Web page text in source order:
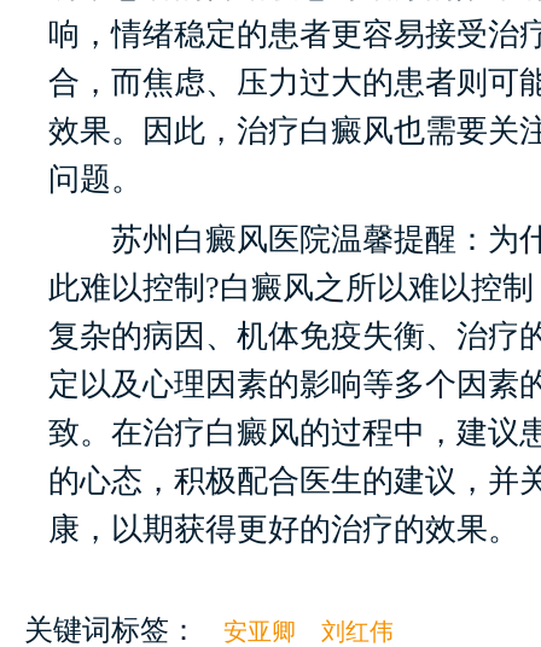
响，情绪稳定的患者更容易接受治
合，而焦虑、压力过大的患者则可
效果。因此，治疗白癜风也需要关
问题。
苏州白癜风医院温馨提醒：为
此难以控制?白癜风之所以难以控
复杂的病因、机体免疫失衡、治疗
定以及心理因素的影响等多个因素
致。在治疗白癜风的过程中，建议
的心态，积极配合医生的建议，并
康，以期获得更好的治疗的效果。
关键词标签： 安亚卿 刘红伟